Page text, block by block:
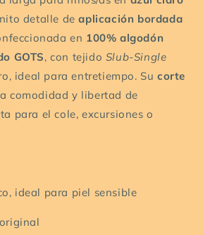
detalle deaplicación bordada
en 100% algodón
GOTS, con tejido Slub-Single
ideal para entretiempo. Sucorte
comodidad y libertad de
para el cole, excursiones o
ideal para piel sensible